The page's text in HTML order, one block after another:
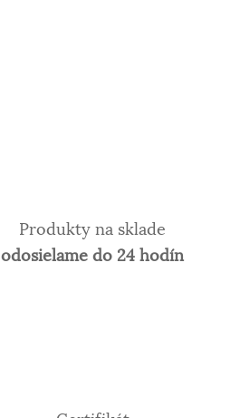
Produkty na sklade
odosielame do 24 hodín